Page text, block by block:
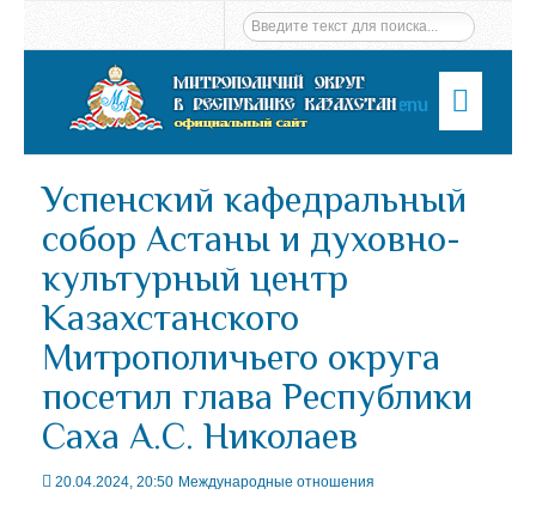
Menu
Успенский кафедральный
собор Астаны и духовно-
культурный центр
Казахстанского
Митрополичьего округа
посетил глава Республики
Саха А.С. Николаев
20.04.2024, 20:50 Международные отношения